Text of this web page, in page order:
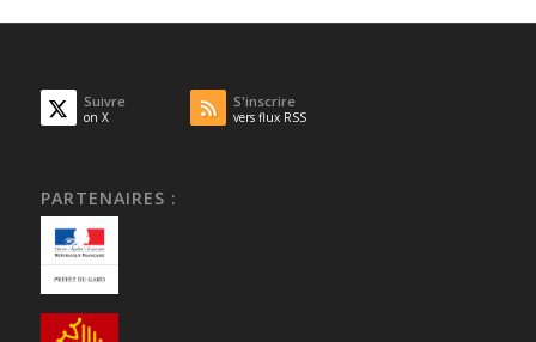
Suivre
on X
S'inscrire
vers flux RSS
PARTENAIRES :